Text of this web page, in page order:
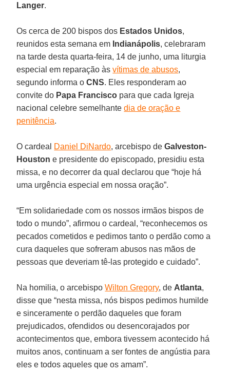
Langer.
Os cerca de 200 bispos dos Estados Unidos,
reunidos esta semana em Indianápolis, celebraram
na tarde desta quarta-feira, 14 de junho, uma liturgia
especial em reparação àsvítimas de abusos,
segundo informa oCNS. Eles responderam ao
convite do Papa Francisco para que cada Igreja
nacional celebre semelhantedia de oração e
penitência.
O cardeal Daniel DiNardo, arcebispo deGalveston-
Houston e presidente do episcopado, presidiu esta
missa, e no decorrer da qual declarou que “hoje há
uma urgência especial em nossa oração”.
“Em solidariedade com os nossos irmãos bispos de
todo o mundo”, afirmou o cardeal, “reconhecemos os
pecados cometidos e pedimos tanto o perdão como a
cura daqueles que sofreram abusos nas mãos de
pessoas que deveriam tê-las protegido e cuidado”.
Na homilia, o arcebispoWilton Gregory, de Atlanta,
disse que “nesta missa, nós bispos pedimos humilde
e sinceramente o perdão daqueles que foram
prejudicados, ofendidos ou desencorajados por
acontecimentos que, embora tivessem acontecido há
muitos anos, continuam a ser fontes de angústia para
eles e todos aqueles que os amam”.